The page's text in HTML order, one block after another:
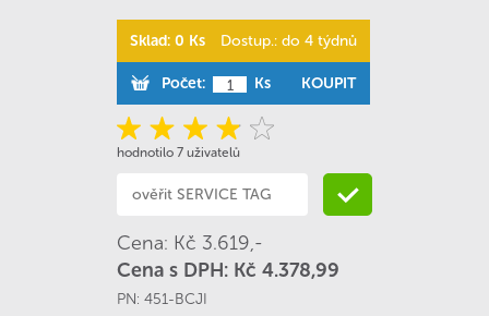
Sklad: 0 Ks Dostup.: do 4 týdnů
Počet: Ks KOUPIT
hodnotilo 7 uživatelů
Cena: Kč 3.619,-
Cena s DPH: Kč 4.378,99
PN: 451-BCJI